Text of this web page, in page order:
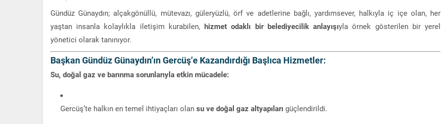
Gündüz Günaydın; alçakgönüllü, mütevazı, güleryüzlü, örf ve adetlerine bağlı, yardımsever, halkıyla iç içe olan, her
yaştan insanla kolaylıkla iletişim kurabilen,hizmet odaklı bir belediyecilik anlayışıyla örnek gösterilen bir yerel
yönetici olarak tanınıyor.
Başkan Gündüz Günaydın’ın Gercüş’e Kazandırdığı Başlıca Hizmetler:
Su, doğal gaz ve barınma sorunlarıyla etkin mücadele:
Gercüş’te halkın en temel ihtiyaçları olan su ve doğal gaz altyapıları güçlendirildi.